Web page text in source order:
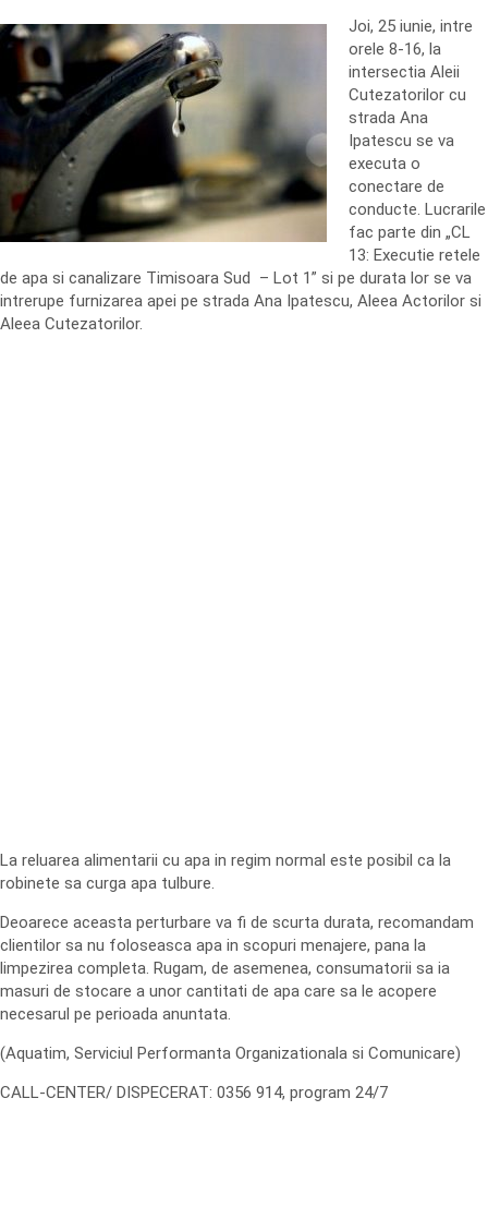
Joi, 25 iunie, intre
orele 8-16, la
intersectia Aleii
Cutezatorilor cu
strada Ana
Ipatescu se va
executa o
conectare de
conducte. Lucrarile
fac parte din „CL
13: Executie retele
de apa si canalizare Timisoara Sud – Lot 1” si pe durata lor se va
intrerupe furnizarea apei pe strada Ana Ipatescu, Aleea Actorilor si
Aleea Cutezatorilor.
La reluarea alimentarii cu apa in regim normal este posibil ca la
robinete sa curga apa tulbure.
Deoarece aceasta perturbare va fi de scurta durata, recomandam
clientilor sa nu foloseasca apa in scopuri menajere, pana la
limpezirea completa. Rugam, de asemenea, consumatorii sa ia
masuri de stocare a unor cantitati de apa care sa le acopere
necesarul pe perioada anuntata.
(Aquatim, Serviciul Performanta Organizationala si Comunicare)
CALL-CENTER/ DISPECERAT: 0356 914, program 24/7